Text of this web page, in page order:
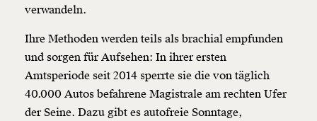
verwandeln.
Ihre Methoden werden teils als brachial empfunden
und sorgen für Aufsehen: In ihrer ersten
Amtsperiode seit 2014 sperrte sie die von täglich
40.000 Autos befahrene Magistrale am rechten Ufer
der Seine. Dazu gibt es autofreie Sonntage,